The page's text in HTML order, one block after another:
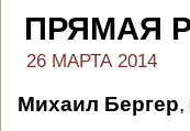
ПРЯМАЯ
26 МАРТА 2014
Михаил Бергер,